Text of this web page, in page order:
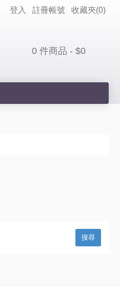
登入 註冊帳號 收藏夾(0)
0 件商品 - $0